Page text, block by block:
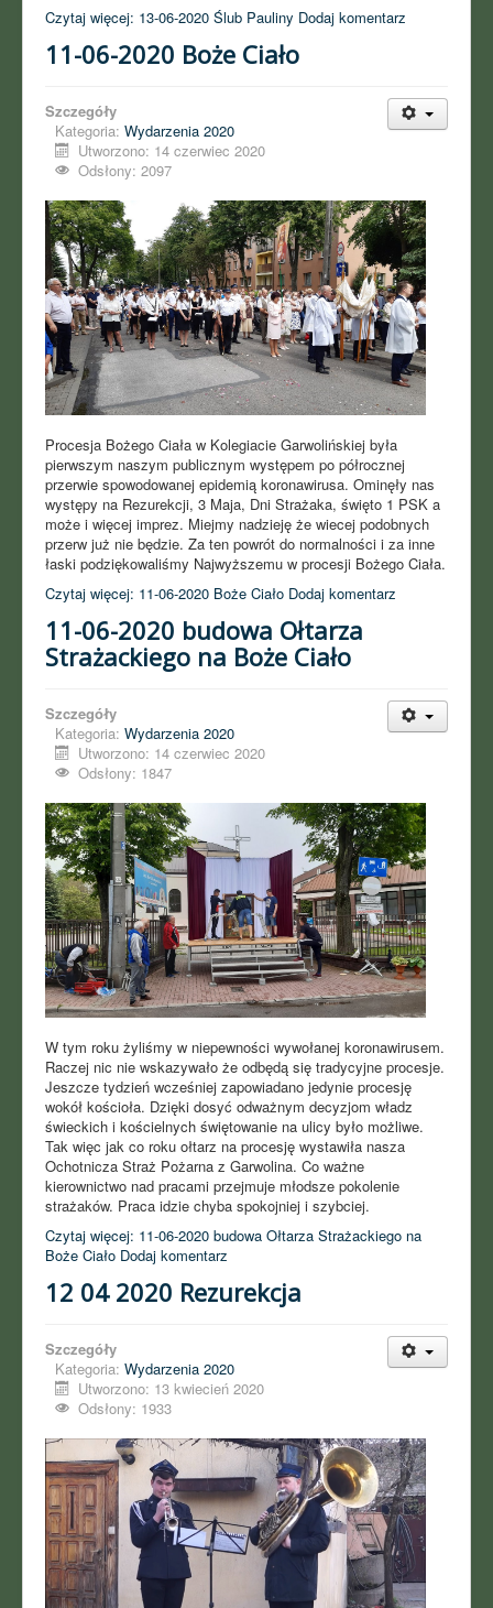
Czytaj więcej: 13-06-2020 Ślub Pauliny Dodaj komentarz
11-06-2020 Boże Ciało
Szczegóły
Kategoria: Wydarzenia 2020
Utworzono: 14 czerwiec 2020
Odsłony: 2097
Procesja Bożego Ciała w Kolegiacie Garwolińskiej była
pierwszym naszym publicznym występem po półrocznej
przerwie spowodowanej epidemią koronawirusa. Ominęły nas
występy na Rezurekcji, 3 Maja, Dni Strażaka, święto 1 PSK a
może i więcej imprez. Miejmy nadzieję że wiecej podobnych
przerw już nie będzie. Za ten powrót do normalności i za inne
łaski podziękowaliśmy Najwyższemu w procesji Bożego Ciała.
Czytaj więcej: 11-06-2020 Boże Ciało Dodaj komentarz
11-06-2020 budowa Ołtarza
Strażackiego na Boże Ciało
Szczegóły
Kategoria: Wydarzenia 2020
Utworzono: 14 czerwiec 2020
Odsłony: 1847
W tym roku żyliśmy w niepewności wywołanej koronawirusem.
Raczej nic nie wskazywało że odbędą się tradycyjne procesje.
Jeszcze tydzień wcześniej zapowiadano jedynie procesję
wokół kościoła. Dzięki dosyć odważnym decyzjom władz
świeckich i kościelnych świętowanie na ulicy było możliwe.
Tak więc jak co roku ołtarz na procesję wystawiła nasza
Ochotnicza Straż Pożarna z Garwolina. Co ważne
kierownictwo nad pracami przejmuje młodsze pokolenie
strażaków. Praca idzie chyba spokojniej i szybciej.
Czytaj więcej: 11-06-2020 budowa Ołtarza Strażackiego na
Boże Ciało Dodaj komentarz
12 04 2020 Rezurekcja
Szczegóły
Kategoria: Wydarzenia 2020
Utworzono: 13 kwiecień 2020
Odsłony: 1933